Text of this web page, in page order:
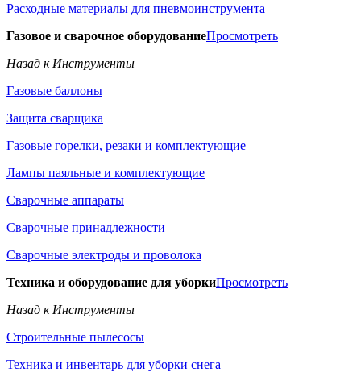
Расходные материалы для пневмоинструмента
Газовое и сварочное оборудованиеПросмотреть
Назад к Инструменты
Газовые баллоны
Защита сварщика
Газовые горелки, резаки и комплектующие
Лампы паяльные и комплектующие
Сварочные аппараты
Сварочные принадлежности
Сварочные электроды и проволока
Техника и оборудование для уборкиПросмотреть
Назад к Инструменты
Строительные пылесосы
Техника и инвентарь для уборки снега